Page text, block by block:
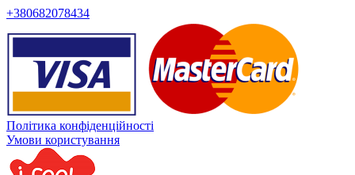
+380682078434
Політика конфіденційності
Умови користування